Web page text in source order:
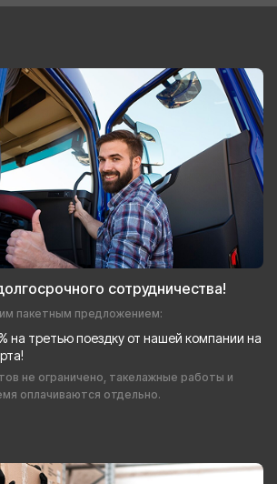
сотрудничества!
пакетным предложением:
на третью поездку от нашей компании на
не ограничено, такелажные работы и
оплачиваются отдельно.